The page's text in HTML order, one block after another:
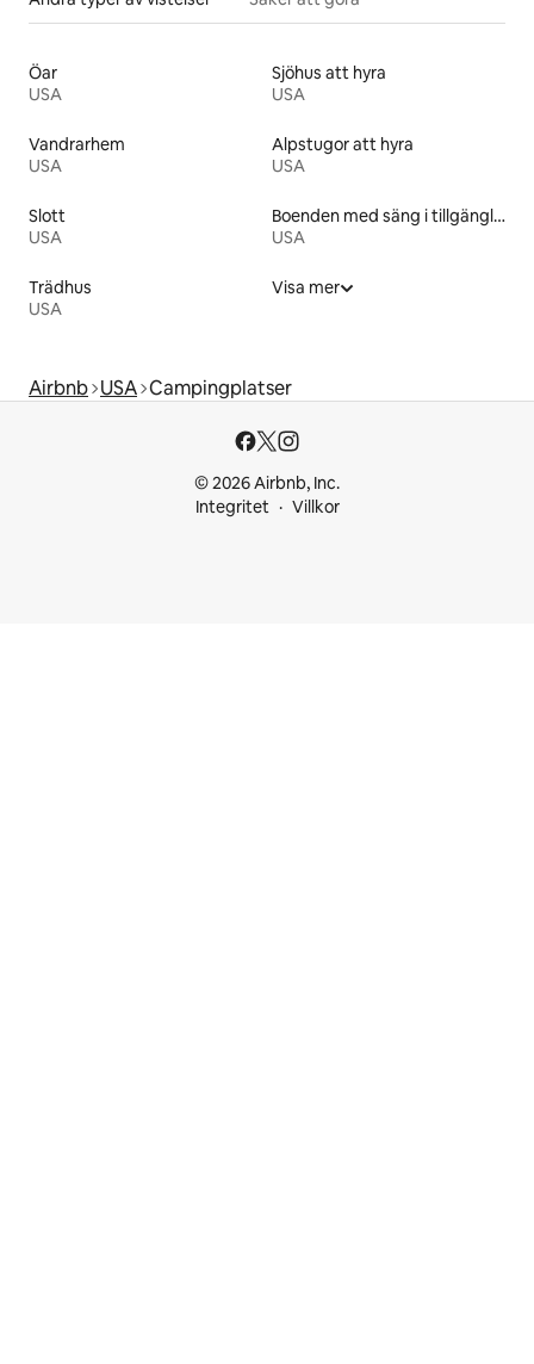
Öar
USA
Sjöhus att hyra
USA
Vandrarhem
USA
Alpstugor att hyra
USA
Slott
USA
Boenden med säng i tillgänglighetsanpassad höjd
USA
Trädhus
USA
Visa mer
Airbnb USA Campingplatser
© 2026 Airbnb, Inc.
Integritet
Villkor